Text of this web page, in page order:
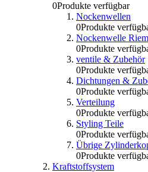
0Produkte verfügbar
Nockenwellen
0Produkte
Nockenwelle
0Produkte
ventile & Zubehör
0Produkte
Dichtungen &
0Produkte
Verteilung
0Produkte
Styling Teile
0Produkte
Übrige
0Produkte
Kraftstoffsystem